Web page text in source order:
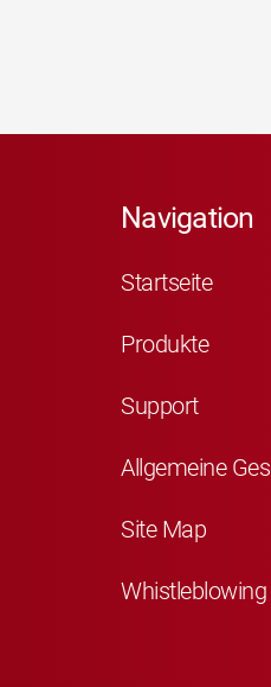
Navigation
Startseite
Produkte
Support
Allgemeine
Site Map